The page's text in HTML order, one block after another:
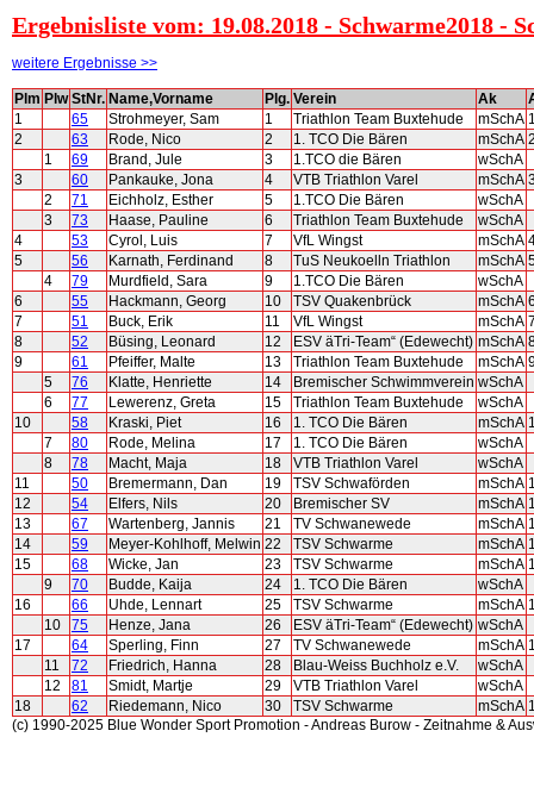
Ergebnisliste vom: 19.08.2018 - Schwarme2018 -
weitere Ergebnisse >>
Plm Plw StNr. Name,Vorname Plg. Verein Ak
1
65 Strohmeyer, Sam 1 Triathlon Team Buxtehude mSchA
2
63 Rode, Nico 2 1. TCO Die Bären mSchA
1
69 Brand, Jule 3 1.TCO die Bären
wSchA
3
60 Pankauke, Jona 4 VTB Triathlon Varel mSchA
2
71 Eichholz, Esther 5 1.TCO Die Bären
wSchA
3
73 Haase, Pauline 6 Triathlon Team Buxtehude
wSchA
4
53 Cyrol, Luis 7 VfL Wingst mSchA
5
56 Karnath, Ferdinand 8 TuS Neukoelln Triathlon mSchA
4
79 Murdfield, Sara 9 1.TCO Die Bären
wSchA
6
55 Hackmann, Georg 10 TSV Quakenbrück mSchA
7
51 Buck, Erik 11 VfL Wingst mSchA
8
52 Büsing, Leonard 12 ESV äTri-Team“ (Edewecht) mSchA
9
61 Pfeiffer, Malte 13 Triathlon Team Buxtehude mSchA
5
76 Klatte, Henriette 14 Bremischer Schwimmverein wSchA
6
77 Lewerenz, Greta 15 Triathlon Team Buxtehude
wSchA
10
58 Kraski, Piet 16 1. TCO Die Bären mSchA
7
80 Rode, Melina 17 1. TCO Die Bären
wSchA
8
78 Macht, Maja 18 VTB Triathlon Varel
wSchA
11
50 Bremermann, Dan 19 TSV Schwaförden mSchA
12
54 Elfers, Nils 20 Bremischer SV mSchA
13
67 Wartenberg, Jannis 21 TV Schwanewede mSchA
14
59 Meyer-Kohlhoff, Melwin 22 TSV Schwarme mSchA
15
68 Wicke, Jan 23 TSV Schwarme mSchA
9
70 Budde, Kaija 24 1. TCO Die Bären
wSchA
16
66 Uhde, Lennart 25 TSV Schwarme mSchA
10
75 Henze, Jana 26 ESV äTri-Team“ (Edewecht) wSchA
17
64 Sperling, Finn 27 TV Schwanewede mSchA
11
72 Friedrich, Hanna 28 Blau-Weiss Buchholz e.V.
wSchA
12
81 Smidt, Martje 29 VTB Triathlon Varel
wSchA
18
62 Riedemann, Nico 30 TSV Schwarme mSchA
(c) 1990-2025 Blue Wonder Sport Promotion - Andreas Burow - Zeitnahme &